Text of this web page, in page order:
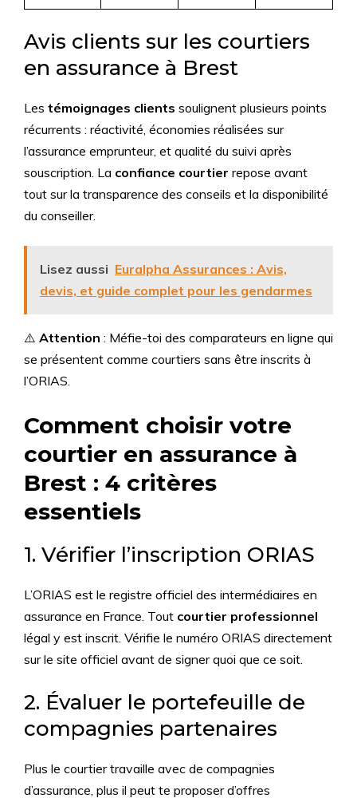
Avis clients sur les courtiers
en assurance à Brest
Les témoignages clients soulignent plusieurs points
récurrents : réactivité, économies réalisées sur
l’assurance emprunteur, et qualité du suivi après
souscription. La confiance courtier repose avant
tout sur la transparence des conseils et la disponibilité
du conseiller.
Lisez aussi Euralpha Assurances : Avis,
devis, et guide complet pour les gendarmes
⚠️ Attention : Méfie-toi des comparateurs en ligne qui
se présentent comme courtiers sans être inscrits à
l’ORIAS.
Comment choisir votre
courtier en assurance à
Brest : 4 critères
essentiels
1. Vérifier l’inscription ORIAS
L’ORIAS est le registre officiel des intermédiaires en
assurance en France. Tout courtier professionnel
légal y est inscrit. Vérifie le numéro ORIAS directement
sur le site officiel avant de signer quoi que ce soit.
2. Évaluer le portefeuille de
compagnies partenaires
Plus le courtier travaille avec de compagnies
d’assurance, plus il peut te proposer d’offres